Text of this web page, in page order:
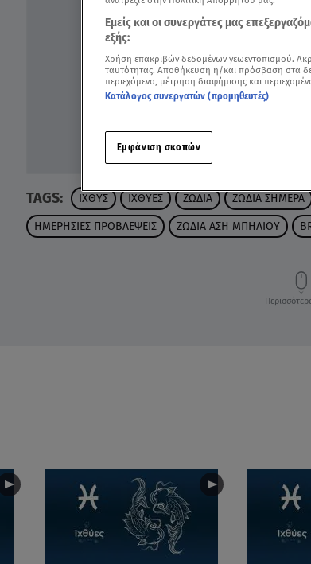
TAGS: ΙΧΘΥΣ ΙΧΘΥΕΣ ΖΩΔΙΑ ΖΩΔΙΑ ΣΗΜΕΡΑ
ΗΜΕΡΗΣΙΕΣ ΠΡΟΒΛΕΨΕΙΣ ΖΩΔΙΑ ΑΣΗ ΜΠΗΛΙΟΥ
Εμείς και οι συνεργάτες μας
εξής:
Χρήση επακριβών δεδομένων γεωεντοπισμού.
ταυτότητας. Αποθήκευση ή/και πρόσβαση στα
περιεχόμενο, μέτρηση διαφήμισης και
Κατάλογος συνεργατών (προμηθευτές)
Εμφάνιση σκοπών